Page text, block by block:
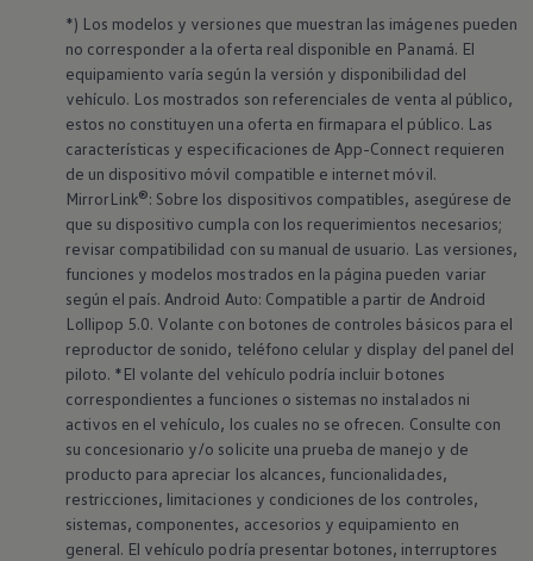
*) Los modelos y versiones que muestran las imágenes pueden
no corresponder a la oferta real disponible en Panamá. El
equipamiento varía según la versión y disponibilidad del
vehículo. Los mostrados son referenciales de venta al público,
estos no constituyen una oferta en firmapara el público. Las
características y especificaciones de App-Connect requieren
de un dispositivo móvil compatible e internet móvil.
MirrorLink®: Sobre los dispositivos compatibles, asegúrese de
que su dispositivo cumpla con los requerimientos necesarios;
revisar compatibilidad con su manual de usuario. Las versiones,
funciones y modelos mostrados en la página pueden variar
según el país. Android Auto: Compatible a partir de Android
Lollipop 5.0. Volante con botones de controles básicos para el
reproductor de sonido, teléfono celular y display del panel del
piloto. *El volante del vehículo podría incluir botones
correspondientes a funciones o sistemas no instalados ni
activos en el vehículo, los cuales no se ofrecen. Consulte con
su concesionario y/o solicite una prueba de manejo y de
producto para apreciar los alcances, funcionalidades,
restricciones, limitaciones y condiciones de los controles,
sistemas, componentes, accesorios y equipamiento en
general. El vehículo podría presentar botones, interruptores